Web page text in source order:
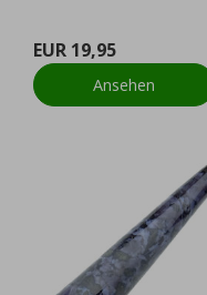
EUR 19,95
Ansehen